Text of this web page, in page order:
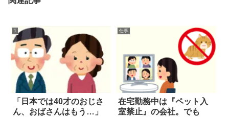
1
「日本では40才のおじさ
ん、おばさんはもう…」
仕事
在宅勤務中は『ペット入
室禁止』の会社。でも